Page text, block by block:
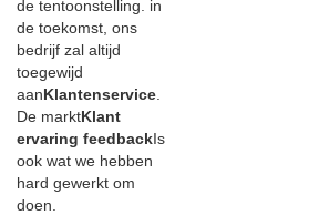
de tentoonstelling. in
de toekomst, ons
bedrijf zal altijd
toegewijd
aanKlantenservice
De marktKlant
ervaring feedbackIs
ook wat we hebben
hard gewerkt om
doen.